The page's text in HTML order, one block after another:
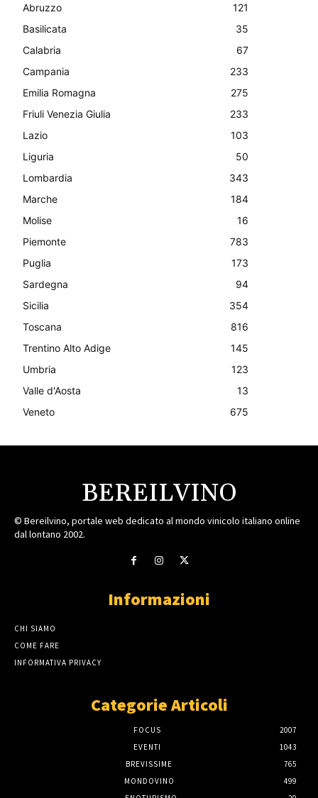
Abruzzo
121
Basilicata
35
Calabria
67
Campania
233
Emilia Romagna
275
Friuli Venezia Giulia
233
Lazio
103
Liguria
50
Lombardia
343
Marche
184
Molise
16
Piemonte
783
Puglia
173
Sardegna
94
Sicilia
354
Toscana
816
Trentino Alto Adige
145
Umbria
123
Valle d'Aosta
13
Veneto
675
BEREILVINO
© Bereilvino, portale web dedicato al mondo vinicolo italiano online
dal lontano 2002.
Informazioni
CHI SIAMO
COME FARE
INFORMATIVA PRIVACY
Categorie Articoli
FOCUS
2007
EVENTI
1043
BREVISSIME
765
MONDOVINO
499